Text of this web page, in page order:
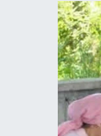
Sinema
Sivil Toplum